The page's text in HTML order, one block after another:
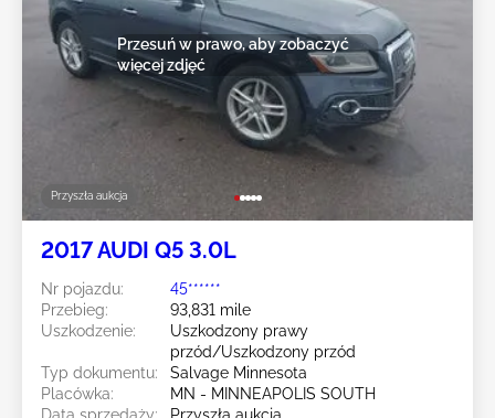
Przyszła aukcja
Przesuń w prawo, aby zobaczyć
więcej zdjęć
2017 AUDI Q5 3.0L
Nr pojazdu:
45******
Przebieg:
93,831 mile
Uszkodzenie:
Uszkodzony prawy
przód/Uszkodzony przód
Typ dokumentu:
Salvage Minnesota
Placówka:
MN - MINNEAPOLIS SOUTH
Data sprzedaży:
Przyszła aukcja